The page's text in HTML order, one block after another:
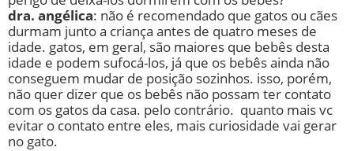
dra. angélica: não é recomendado que gatos ou cães
durmam junto a criança antes de quatro meses de
idade. gatos, em geral, são maiores que bebês desta
idade e podem sufocá-los, já que os bebês ainda não
conseguem mudar de posição sozinhos. isso, porém,
não quer dizer que os bebês não possam ter contato
com os gatos da casa. pelo contrário. quanto mais vc
evitar o contato entre eles, mais curiosidade vai gerar
no gato.